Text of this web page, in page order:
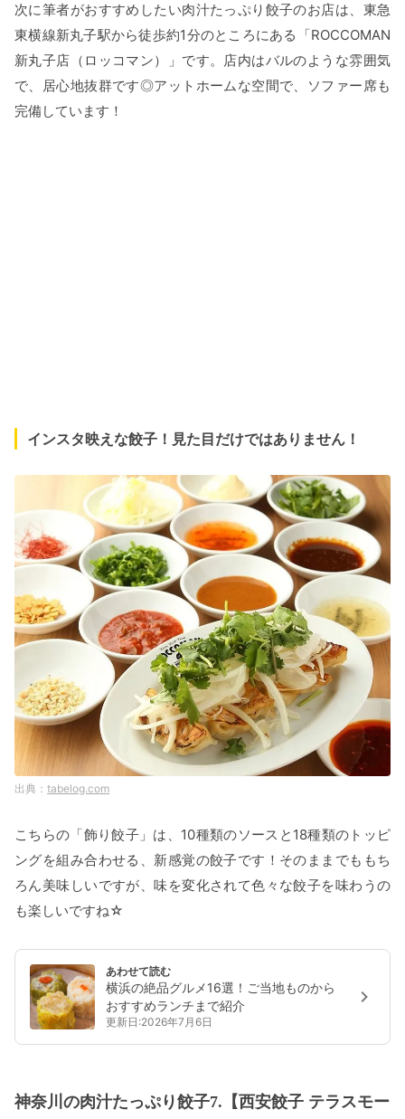
次に筆者がおすすめしたい肉汁たっぷり餃子のお店は、東急
東横線新丸子駅から徒歩約1分のところにある「ROCCOMAN
新丸子店（ロッコマン）」です。店内はバルのような雰囲気
で、居心地抜群です◎アットホームな空間で、ソファー席も
完備しています！
インスタ映えな餃子！見た目だけではありません！
tabelog.com
こちらの「飾り餃子」は、10種類のソースと18種類のトッピ
ングを組み合わせる、新感覚の餃子です！そのままでももち
ろん美味しいですが、味を変化されて色々な餃子を味わうの
も楽しいですね☆
あわせて読む
横浜の絶品グルメ16選！ご当地ものから
おすすめランチまで紹介
更新日:2026年7月6日
神奈川の肉汁たっぷり餃子7.【西安餃子 テラスモー